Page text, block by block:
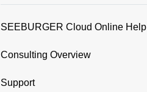
SEEBURGER Cloud Online Help
Consulting Overview
Support